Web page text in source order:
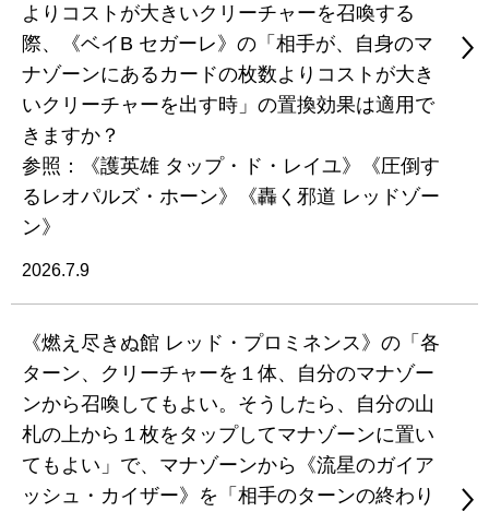
よりコストが大きいクリーチャーを召喚する
際、《ベイB セガーレ》の「相手が、自身のマ
ナゾーンにあるカードの枚数よりコストが大き
いクリーチャーを出す時」の置換効果は適用で
きますか？
参照：《護英雄 タップ・ド・レイユ》《圧倒す
るレオパルズ・ホーン》《轟く邪道 レッドゾー
ン》
2026.7.9
《燃え尽きぬ館 レッド・プロミネンス》の「各
ターン、クリーチャーを１体、自分のマナゾー
ンから召喚してもよい。そうしたら、自分の山
札の上から１枚をタップしてマナゾーンに置い
てもよい」で、マナゾーンから《流星のガイア
ッシュ・カイザー》を「相手のターンの終わり